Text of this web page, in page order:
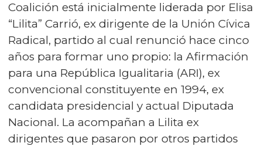
Coalición está inicialmente liderada por Elisa
“Lilita” Carrió, ex dirigente de la Unión Cívica
Radical, partido al cual renunció hace cinco
años para formar uno propio: la Afirmación
para una República Igualitaria (ARI), ex
convencional constituyente en 1994, ex
candidata presidencial y actual Diputada
Nacional. La acompañan a Lilita ex
dirigentes que pasaron por otros partidos